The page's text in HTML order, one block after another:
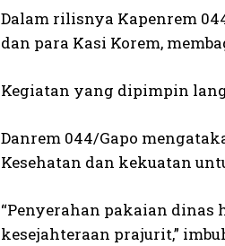
Dalam rilisnya Kapenrem
dan para Kasi Korem,
Kegiatan yang dipimpin
Danrem 044/Gapo
Kesehatan dan kekuatan
“Penyerahan pakaian
kesejahteraan prajurit,”